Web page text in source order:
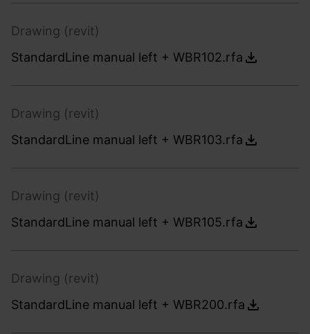
Drawing (revit)
StandardLine manual left + WBR102.rfa
Drawing (revit)
StandardLine manual left + WBR103.rfa
Drawing (revit)
StandardLine manual left + WBR105.rfa
Drawing (revit)
StandardLine manual left + WBR200.rfa